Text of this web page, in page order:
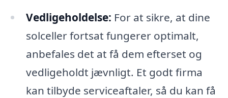
Vedligeholdelse: For at sikre, at dine
solceller fortsat fungerer optimalt,
anbefales det at få dem efterset og
vedligeholdt jævnligt. Et godt firma
kan tilbyde serviceaftaler, så du kan få